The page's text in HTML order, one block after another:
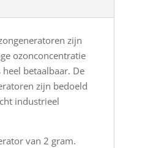
zijn
ozonconcentratie
betaalbaar. De
zijn bedoeld
industrieel
van 2 gram.